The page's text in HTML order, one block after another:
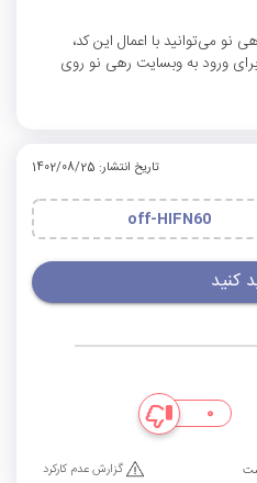
نو می‌توانید با اعمال این کد،
برای ورود به وبسایت رهی نو روی
تاریخ انتشار: 1402/08/25
off-HIFN60
کنید
0
گزارش عدم کارکرد